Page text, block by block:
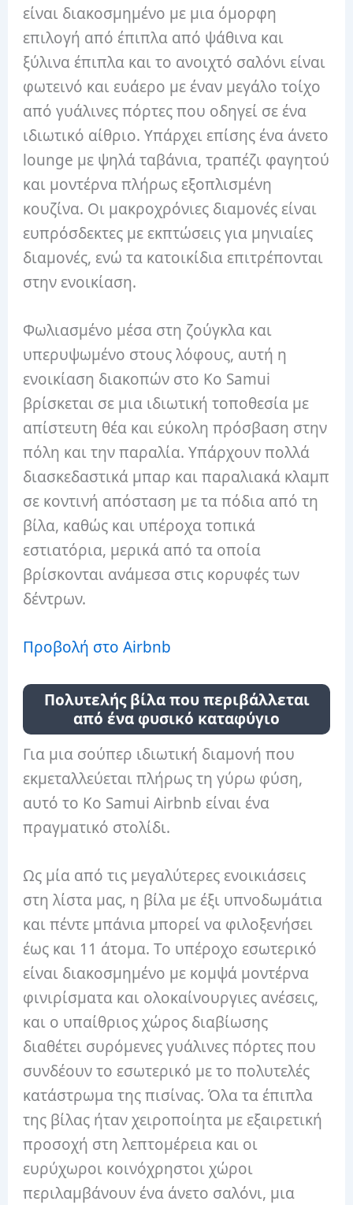
είναι διακοσμημένο με μια όμορφη
επιλογή από έπιπλα από ψάθινα και
ξύλινα έπιπλα και το ανοιχτό σαλόνι είναι
φωτεινό και ευάερο με έναν μεγάλο τοίχο
από γυάλινες πόρτες που οδηγεί σε ένα
ιδιωτικό αίθριο. Υπάρχει επίσης ένα άνετο
lounge με ψηλά ταβάνια, τραπέζι φαγητού
και μοντέρνα πλήρως εξοπλισμένη
κουζίνα. Οι μακροχρόνιες διαμονές είναι
ευπρόσδεκτες με εκπτώσεις για μηνιαίες
διαμονές, ενώ τα κατοικίδια επιτρέπονται
στην ενοικίαση.
Φωλιασμένο μέσα στη ζούγκλα και
υπερυψωμένο στους λόφους, αυτή η
ενοικίαση διακοπών στο Ko Samui
βρίσκεται σε μια ιδιωτική τοποθεσία με
απίστευτη θέα και εύκολη πρόσβαση στην
πόλη και την παραλία. Υπάρχουν πολλά
διασκεδαστικά μπαρ και παραλιακά κλαμπ
σε κοντινή απόσταση με τα πόδια από τη
βίλα, καθώς και υπέροχα τοπικά
εστιατόρια, μερικά από τα οποία
βρίσκονται ανάμεσα στις κορυφές των
δέντρων.
Προβολή στο Airbnb
Πολυτελής βίλα που περιβάλλεται
από ένα φυσικό καταφύγιο
Για μια σούπερ ιδιωτική διαμονή που
εκμεταλλεύεται πλήρως τη γύρω φύση,
αυτό το Ko Samui Airbnb είναι ένα
πραγματικό στολίδι.
Ως μία από τις μεγαλύτερες ενοικιάσεις
στη λίστα μας, η βίλα με έξι υπνοδωμάτια
και πέντε μπάνια μπορεί να φιλοξενήσει
έως και 11 άτομα. Το υπέροχο εσωτερικό
είναι διακοσμημένο με κομψά μοντέρνα
φινιρίσματα και ολοκαίνουργιες ανέσεις,
και ο υπαίθριος χώρος διαβίωσης
διαθέτει συρόμενες γυάλινες πόρτες που
συνδέουν το εσωτερικό με το πολυτελές
κατάστρωμα της πισίνας. Όλα τα έπιπλα
της βίλας ήταν χειροποίητα με εξαιρετική
προσοχή στη λεπτομέρεια και οι
ευρύχωροι κοινόχρηστοι χώροι
περιλαμβάνουν ένα άνετο σαλόνι, μια